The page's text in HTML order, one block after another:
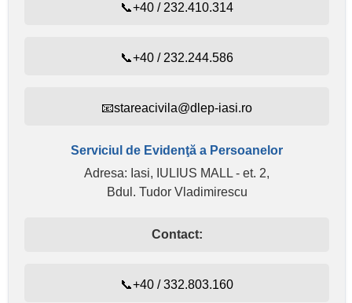
📞+40 / 232.410.314
📞+40 / 232.244.586
📧stareacivila@dlep-iasi.ro
Serviciul de Evidenţă a Persoanelor
Adresa: Iasi, IULIUS MALL - et. 2,
Bdul. Tudor Vladimirescu
Contact:
📞+40 / 332.803.160